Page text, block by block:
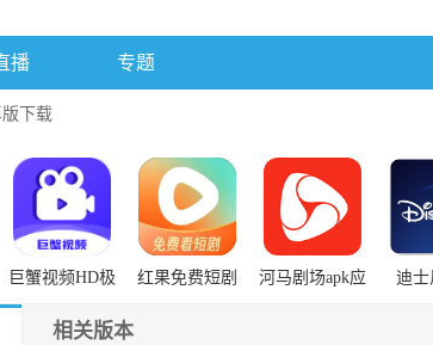
播 专题
下载
巨蟹视频HD极
速版下载安装
红果免费短剧
河马剧场apk应
迪士
相关版本